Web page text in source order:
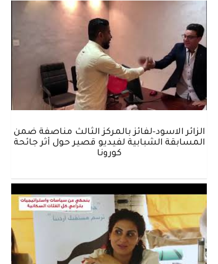
الزائر الاسود-لفائز بالمركز الثالث مناصفة ضمن
المسابقة الشبابية لفيديو قصير حول أثر جائحة
كورونا